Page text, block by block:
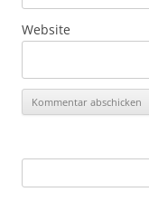
Website
nach: